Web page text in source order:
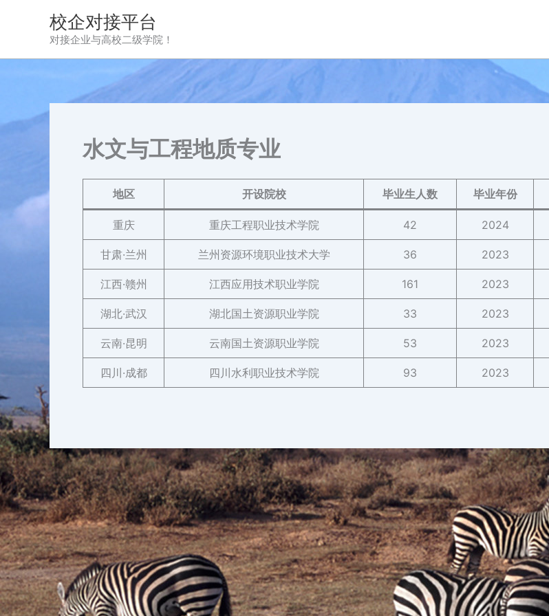
容
校企对接平台
对接企业与高校二级学院！
水文与工程地质专业
地区 开设院校 毕业生人数 毕业年份
重庆 重庆工程职业技术学院 42 2024
甘肃·兰州 兰州资源环境职业技术大学 36 2023
江西·赣州 江西应用技术职业学院 161 2023
湖北·武汉 湖北国土资源职业学院 33 2023
云南·昆明 云南国土资源职业学院 53 2023
四川·成都 四川水利职业技术学院 93 2023